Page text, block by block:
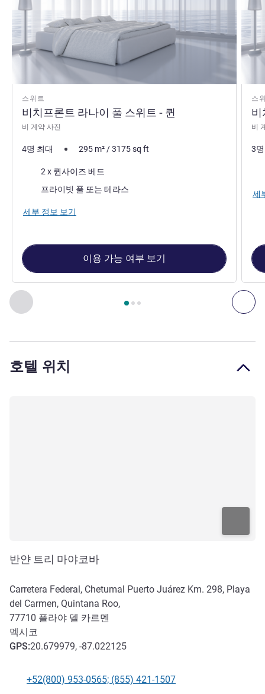
이전 - 스위트 다
3/ 페이지 , 스위트 1 : 비치프론트 라나이 풀 스위트 - 퀸 , 스
스위트
비치프론트 라나이 풀 스위트 - 퀸
비 계약 사진
4명 최대 295 m²/3175sq ft
2 x 퀸사이즈 베드
가장 많은 숙소:
프라이빗 풀 또는 테라스
세부 정보 보기
이용 가능 여부 보기
스
비
비
3
세
호텔 위치
반얀 트리 마야코바
Carretera Federal, Chetumal Puerto Juárez Km. 298, Playa
del Carmen, Quintana Roo,
77710 플라야 델 카르멘
멕시코
GPS:20.679979, -87.022125
전화
+52(800) 953-0565; (855) 421-1507